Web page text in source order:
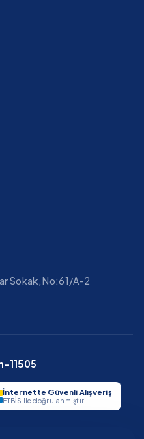
Sokak, No:61/A-2
11505
İnternette Güvenli Alışveriş
ETBİS ile doğrulanmıştır